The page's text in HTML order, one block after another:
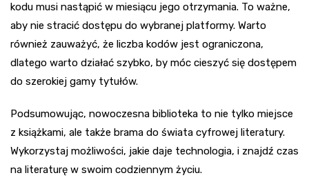
kodu musi nastąpić w miesiącu jego otrzymania. To ważne,
aby nie stracić dostępu do wybranej platformy. Warto
również zauważyć, że liczba kodów jest ograniczona,
dlatego warto działać szybko, by móc cieszyć się dostępem
do szerokiej gamy tytułów.
Podsumowując, nowoczesna biblioteka to nie tylko miejsce
z książkami, ale także brama do świata cyfrowej literatury.
Wykorzystaj możliwości, jakie daje technologia, i znajdź czas
na literaturę w swoim codziennym życiu.